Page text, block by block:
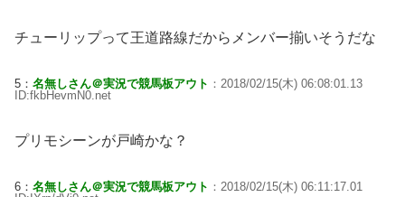
チューリップって王道路線だからメンバー揃いそうだな
5： 名無しさん＠実況で競馬板アウト ：2018/02/15(木) 06:08:01.13
ID:fkbHevmN0.net
プリモシーンが戸崎かな？
6： 名無しさん＠実況で競馬板アウト ：2018/02/15(木) 06:11:17.01